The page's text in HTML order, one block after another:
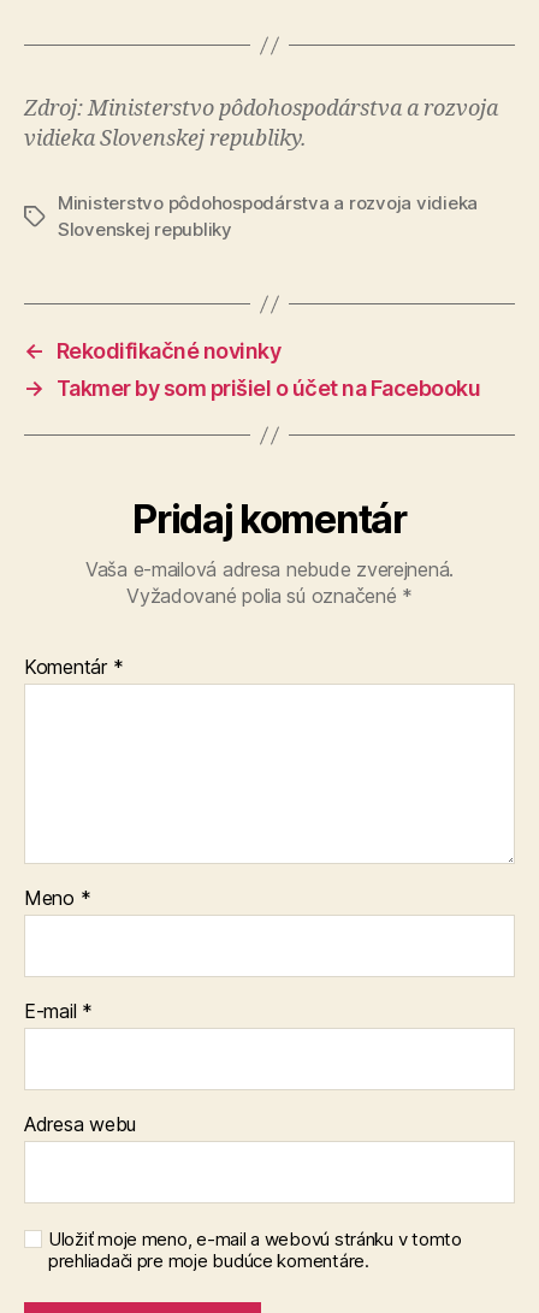
Zdroj: Ministerstvo pôdohospodárstva a rozvoja
vidieka Slovenskej republiky.
Značky
Ministerstvo pôdohospodárstva a rozvoja vidieka
Slovenskej republiky
←
Rekodifikačné novinky
→
Takmer by som prišiel o účet na Facebooku
Pridaj komentár
Vaša e-mailová adresa nebude zverejnená.
Vyžadované polia sú označené *
Komentár *
Meno *
E-mail *
Adresa webu
Uložiť moje meno, e-mail a webovú stránku v tomto
prehliadači pre moje budúce komentáre.